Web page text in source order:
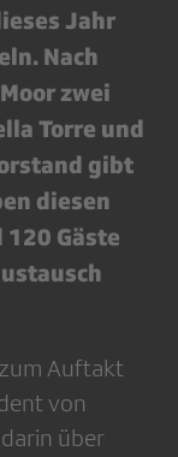
Jahr
Nach
zwei
Torre und
gibt
diesen
Gäste
Auftakt
von
über